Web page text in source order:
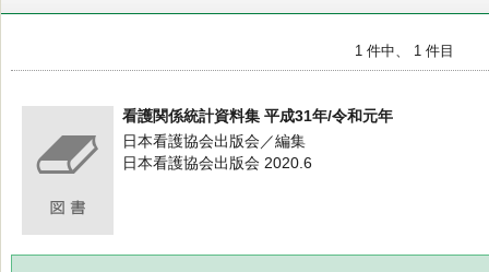
1 件中、 1 件目
看護関係統計資料集 平成31年/令和元年
日本看護協会出版会／編集
日本看護協会出版会 2020.6